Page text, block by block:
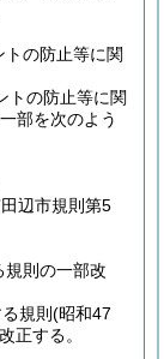
の防止等に関
トの防止等に関
部を次のよう
辺市規則第5
則の一部改
規則 (昭和47
正する。